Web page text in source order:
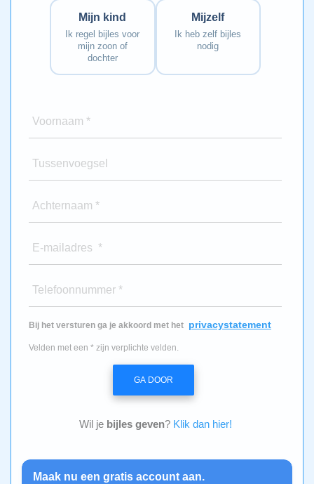
Mijn kind
Ik regel bijles voor
mijn zoon of
dochter
Mijzelf
Ik heb zelf bijles
nodig
Voornaam *
Tussenvoegsel
Achternaam *
E-mailadres *
Telefoonnummer *
Bij het versturen ga je akkoord met het privacystatement
Velden met een * zijn verplichte velden.
GA DOOR
Wil je bijles geven? Klik dan hier!
Maak nu een gratis account aan.